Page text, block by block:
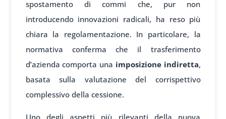
spostamento di commi che, pur non
introducendo innovazioni radicali, ha reso più
chiara la regolamentazione. In particolare, la
normativa conferma che il trasferimento
d’azienda comporta una imposizione indiretta,
basata sulla valutazione del corrispettivo
complessivo della cessione.